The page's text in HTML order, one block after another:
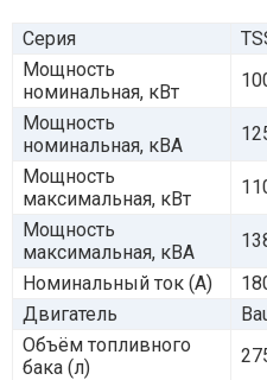
Серия
Мощность
номинальная, кВт
Мощность
номинальная, кВА
Мощность
максимальная, кВт
Мощность
максимальная, кВА
Номинальный ток (А)
Двигатель
Объём топливного
бака (л)